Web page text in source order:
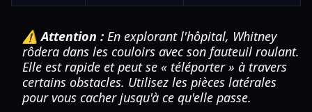
⚠️ Attention : En explorant l'hôpital, Whitney
rôdera dans les couloirs avec son fauteuil roulant.
Elle est rapide et peut se « téléporter » à travers
certains obstacles. Utilisez les pièces latérales
pour vous cacher jusqu'à ce qu'elle passe.